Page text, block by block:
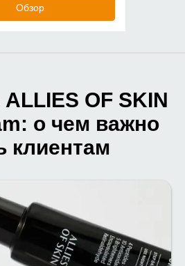
Обзор
OF SKIN
о чем важно
клиентам